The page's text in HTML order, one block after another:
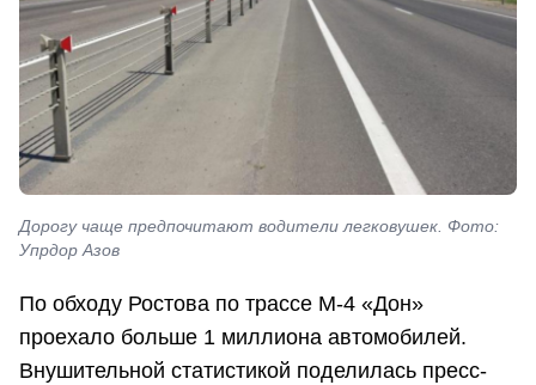
Дорогу чаще предпочитают водители легковушек. Фото:
Упрдор Азов
По обходу Ростова по трассе М-4 «Дон»
проехало больше 1 миллиона автомобилей.
Внушительной статистикой поделилась пресс-